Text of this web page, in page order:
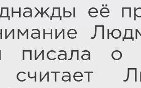
её
писала о
считает